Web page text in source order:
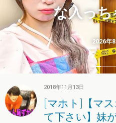
2026年
な入っち
2018年11月13日
[マホト]【マ
て下さい】妹